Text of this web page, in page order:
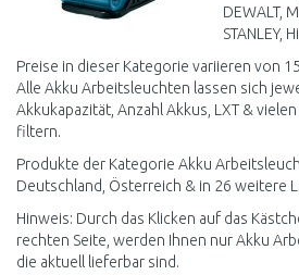
DEWALT,
STANLEY,
Preise in dieser Kategorie variieren von
Alle Akku Arbeitsleuchten lassen sich
Akkukapazität, Anzahl Akkus, LXT &
filtern.
Produkte der Kategorie Akku
Deutschland, Österreich & in 26 weitere
Hinweis: Durch das Klicken auf das
rechten Seite, werden Ihnen nur Akku
die aktuell lieferbar sind.